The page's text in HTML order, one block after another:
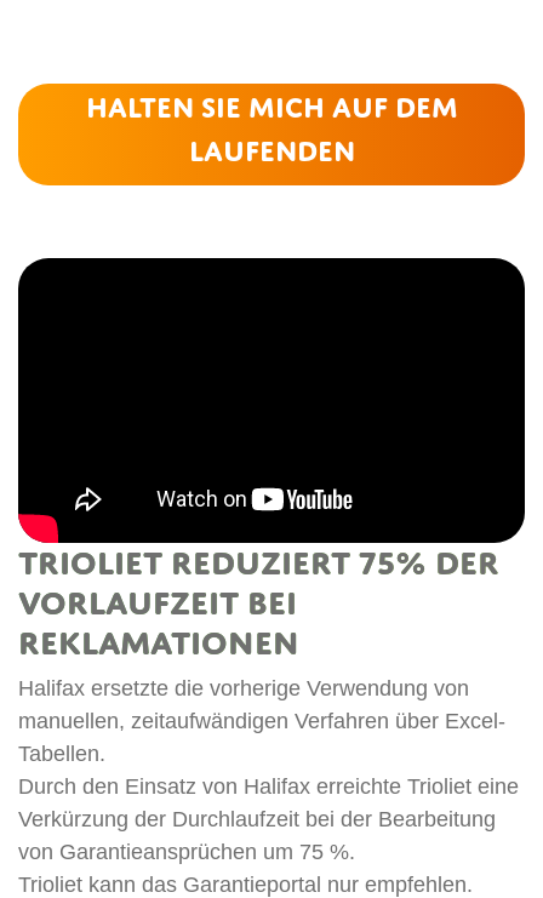
Halten Sie mich auf dem
Laufenden
Trioliet reduziert 75% der
Vorlaufzeit bei
Reklamationen
Halifax ersetzte die vorherige Verwendung von
manuellen, zeitaufwändigen Verfahren über Excel-
Tabellen.
Durch den Einsatz von Halifax erreichte Trioliet eine
Verkürzung der Durchlaufzeit bei der Bearbeitung
von Garantieansprüchen um 75 %.
Trioliet kann das Garantieportal nur empfehlen.